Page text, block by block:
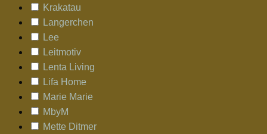
Krakatau
Langerchen
Lee
Leitmotiv
Lenta Living
Lifa Home
Marie Marie
MbyM
Mette Ditmer